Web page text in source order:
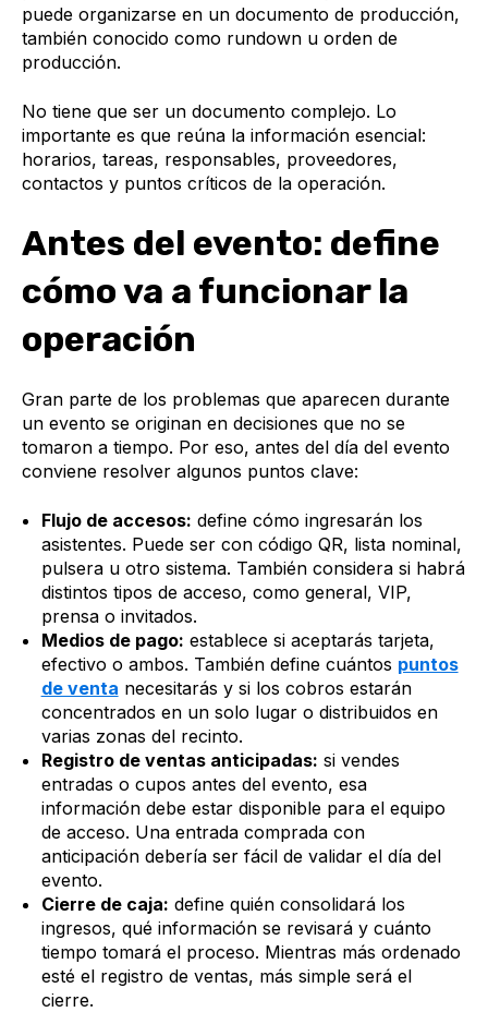
puede organizarse en un documento de producción,
también conocido como rundown u orden de
producción.
No tiene que ser un documento complejo. Lo
importante es que reúna la información esencial:
horarios, tareas, responsables, proveedores,
contactos y puntos críticos de la operación.
Antes del evento: define
cómo va a funcionar la
operación
Gran parte de los problemas que aparecen durante
un evento se originan en decisiones que no se
tomaron a tiempo. Por eso, antes del día del evento
conviene resolver algunos puntos clave:
Flujo de accesos: define cómo ingresarán los
asistentes. Puede ser con código QR, lista nominal,
pulsera u otro sistema. También considera si habrá
distintos tipos de acceso, como general, VIP,
prensa o invitados.
Medios de pago: establece si aceptarás tarjeta,
efectivo o ambos. También define cuántos puntos
de venta necesitarás y si los cobros estarán
concentrados en un solo lugar o distribuidos en
varias zonas del recinto.
Registro de ventas anticipadas: si vendes
entradas o cupos antes del evento, esa
información debe estar disponible para el equipo
de acceso. Una entrada comprada con
anticipación debería ser fácil de validar el día del
evento.
Cierre de caja: define quién consolidará los
ingresos, qué información se revisará y cuánto
tiempo tomará el proceso. Mientras más ordenado
esté el registro de ventas, más simple será el
cierre.